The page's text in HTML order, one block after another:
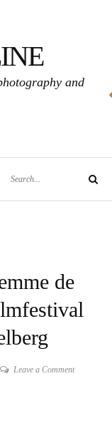
and
Search
de
Leave a Commenton